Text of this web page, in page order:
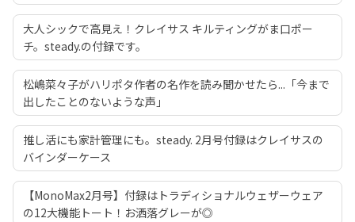
大人シックで高見え！クレイサス キルティングがま口ポー
チ。steady.の付録です。
松嶋菜々子がハリポタ作者の名作を読み聞かせたら...「今まで
出したことのないような声」
推し活にも家計管理にも。steady. 2月号付録はクレイサスの
バインダーケース
【MonoMax2月号】付録はトラディショナルウェザーウェア
の12大機能トート！お洒落グレーが◎